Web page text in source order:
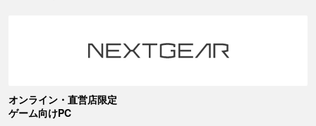
オンライン・直営店限定
ゲーム向けPC